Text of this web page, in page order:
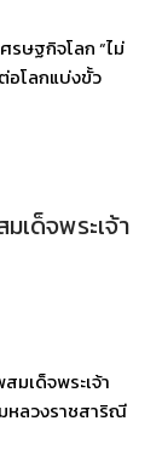
รษฐกิจโลก “ไม่
อโลกแบ่งขั้ว
เด็จพระเจ้า
มเด็จพระเจ้า
หลวงราชสาริณี